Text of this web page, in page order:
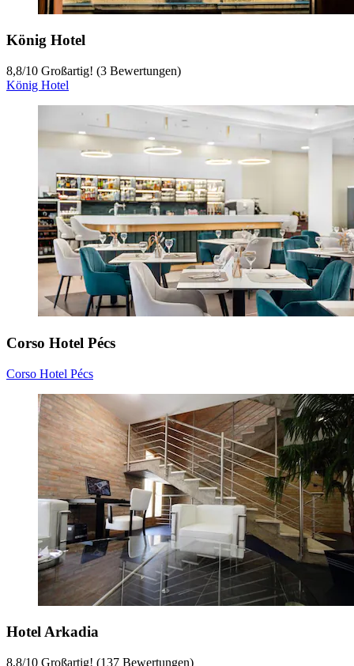
König Hotel
8,8/10 Großartig! (3 Bewertungen)
König Hotel
Corso Hotel Pécs
Corso Hotel Pécs
Hotel Arkadia
8,8/10 Großartig! (137 Bewertungen)